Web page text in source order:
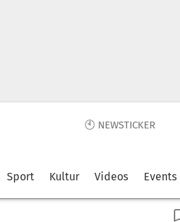
🕙 NEWSTICKER
Sport Kultur Videos Events